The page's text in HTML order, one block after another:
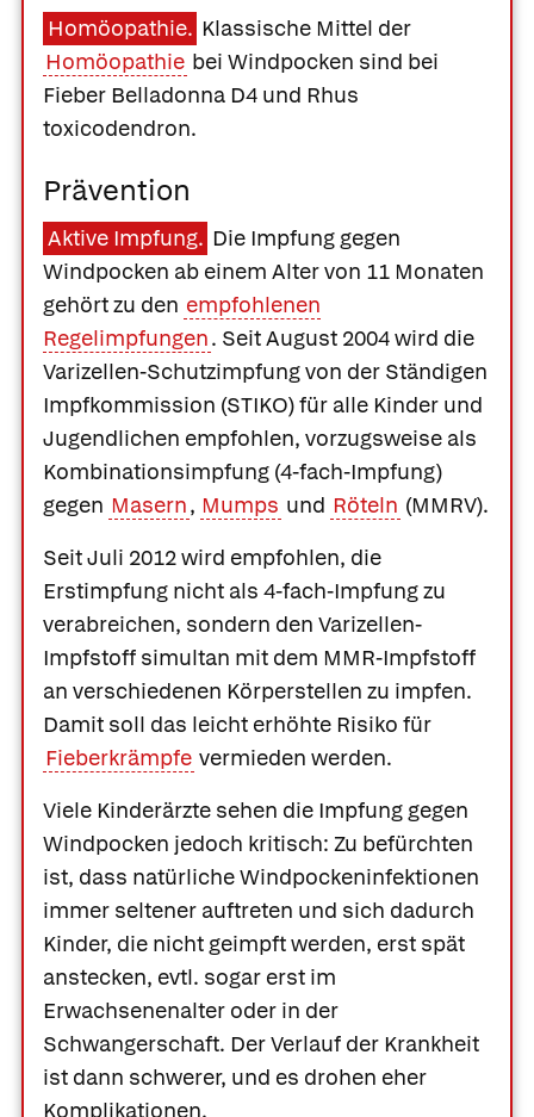
Homöopathie. Klassische Mittel der
Homöopathie bei Windpocken sind bei
Fieber Belladonna D4 und Rhus
toxicodendron.
Prävention
Aktive Impfung. Die Impfung gegen
Windpocken ab einem Alter von 11 Monaten
gehört zu den empfohlenen
Regelimpfungen. Seit August 2004 wird die
Varizellen-Schutzimpfung von der Ständigen
Impfkommission (STIKO) für alle Kinder und
Jugendlichen empfohlen, vorzugsweise als
Kombinationsimpfung (4-fach-Impfung)
gegen Masern, Mumps und Röteln (MMRV).
Seit Juli 2012 wird empfohlen, die
Erstimpfung nicht als 4-fach-Impfung zu
verabreichen, sondern den Varizellen-
Impfstoff simultan mit dem MMR-Impfstoff
an verschiedenen Körperstellen zu impfen.
Damit soll das leicht erhöhte Risiko für
Fieberkrämpfe vermieden werden.
Viele Kinderärzte sehen die Impfung gegen
Windpocken jedoch kritisch: Zu befürchten
ist, dass natürliche Windpockeninfektionen
immer seltener auftreten und sich dadurch
Kinder, die nicht geimpft werden, erst spät
anstecken, evtl. sogar erst im
Erwachsenenalter oder in der
Schwangerschaft. Der Verlauf der Krankheit
ist dann schwerer, und es drohen eher
Komplikationen.